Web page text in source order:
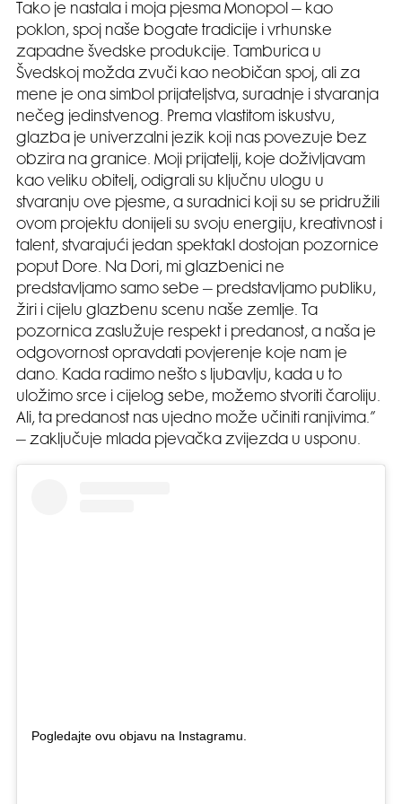
Tako je nastala i moja pjesma Monopol – kao
poklon, spoj naše bogate tradicije i vrhunske
zapadne švedske produkcije. Tamburica u
Švedskoj možda zvuči kao neobičan spoj, ali za
mene je ona simbol prijateljstva, suradnje i stvaranja
nečeg jedinstvenog. Prema vlastitom iskustvu,
glazba je univerzalni jezik koji nas povezuje bez
obzira na granice. Moji prijatelji, koje doživljavam
kao veliku obitelj, odigrali su ključnu ulogu u
stvaranju ove pjesme, a suradnici koji su se pridružili
ovom projektu donijeli su svoju energiju, kreativnost i
talent, stvarajući jedan spektakl dostojan pozornice
poput Dore. Na Dori, mi glazbenici ne
predstavljamo samo sebe – predstavljamo publiku,
žiri i cijelu glazbenu scenu naše zemlje. Ta
pozornica zaslužuje respekt i predanost, a naša je
odgovornost opravdati povjerenje koje nam je
dano. Kada radimo nešto s ljubavlju, kada u to
uložimo srce i cijelog sebe, možemo stvoriti čaroliju.
Ali, ta predanost nas ujedno može učiniti ranjivima.”
– zaključuje mlada pjevačka zvijezda u usponu.
Pogledajte ovu objavu na Instagramu.